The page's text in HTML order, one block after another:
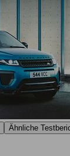
Ähnliche